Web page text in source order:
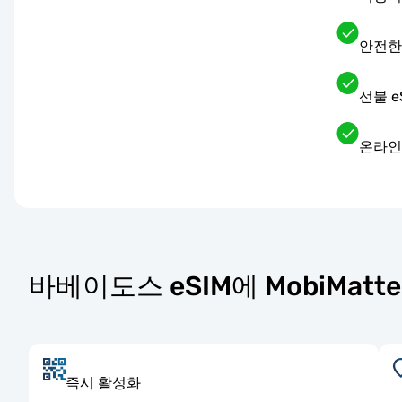
안전
선불
온라
바베이도스 eSIM에
즉시 활성화